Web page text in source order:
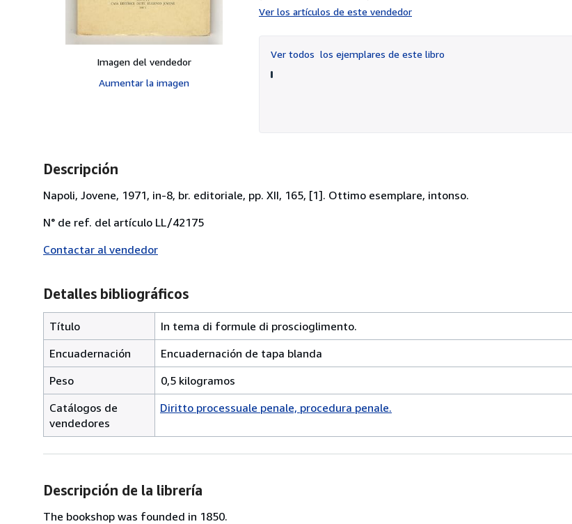
Imagen del vendedor
Aumentar la imagen
Ver los artículos de este vendedor
Ver todos los ejemplares de este libro
Descripción
Napoli, Jovene, 1971, in-8, br. editoriale, pp. XII, 165, [1]. Ottimo esemplare, intonso.
N° de ref. del artículo LL/42175
Contactar al vendedor
Detalles bibliográficos
Título
In tema di formule di proscioglimento.
Encuadernación
Encuadernación de tapa blanda
Peso
0,5 kilogramos
Catálogos de
vendedores
Diritto processuale penale, procedura penale.
Descripción de la librería
The bookshop was founded in 1850.